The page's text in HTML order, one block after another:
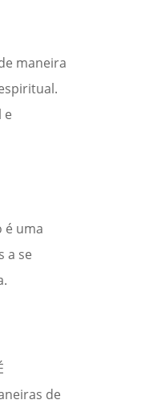
maneira
e
é uma
a se
de